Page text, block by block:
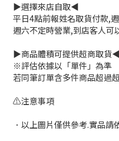
▶選擇來店自取◀
平日4點前報姓名取貨付款,
週六不定時營業,到店客人可
▶商品體積可提供超商取貨◀
※評估依據以「單件」為準
若同筆訂單含多件商品超過
⚠注意事項
．以上圖片僅供參考.實品請